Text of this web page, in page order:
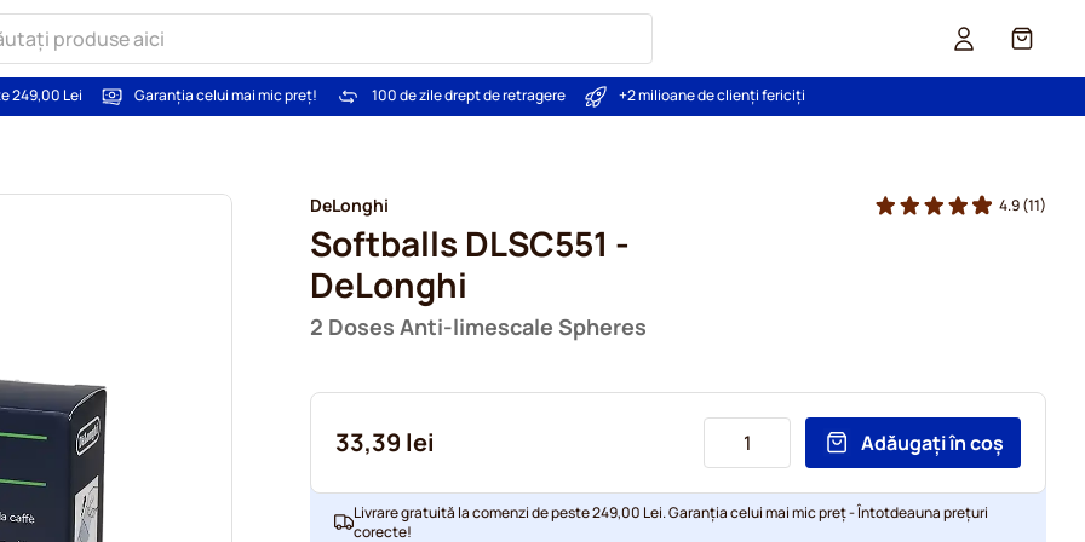
Coș
249,00 Lei Garanția celui mai mic preț! 100 de zile drept de retragere +2 milioane de clienți fericiți
DeLonghi
Softballs DLSC551 -
DeLonghi
2 Doses Anti-limescale Spheres
4.9(11)
33,39 lei Adăugați în coș
Livrare gratuită la comenzi de peste 249,00 Lei. Garanția celui mai mic preț - Întotdeauna prețuri
corecte!